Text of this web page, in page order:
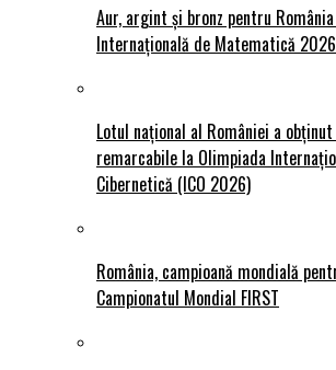
Aur, argint și bronz pentru
Internațională de Matematică
Lotul național al României a
remarcabile la Olimpiada
Cibernetică (ICO 2026)
România, campioană mondială
Campionatul Mondial FIRST